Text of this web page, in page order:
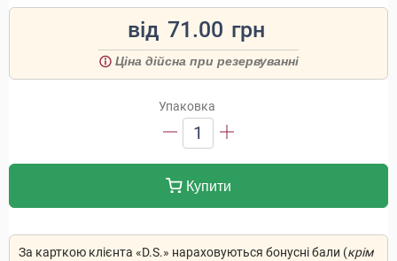
від 71.00 грн
Ціна дійсна при резервуванні
Упаковка
1
Купити
За карткою клієнта «D.S.» нараховуються бонусні бали (крім